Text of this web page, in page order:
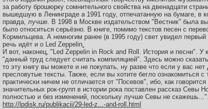
за работу брошюрку сомнительного свойства на двенадцати
вышедшую в Ленинграде а 1991 году, отпечатанную на бумаге, в
правда, лучше. В 1998 в Москве издательством "Вестник" была
было относиться серьёзно. В книге, помимо текстов песен с
Кормильцева. А немногим ранее (в 1995 году) свет увидел
речь идёт и о Led Zeppelin.
И вот, наконец, "Led Zeppelin in Rock and Roll. История и песни".
"данный труд следует считать компиляцией". Здесь можно
то эту книгу вы можете и не покупать, ну разве что если у вас
пресловутые тексты. Также, если вы хотите бегло ознакомиться
практически ничем не отличается от "Посевов", ибо, как
значительных рок-групп в истории рока поставлен рассказ Севы
полностью и без изменений, поскольку лучше Севы не скажешь...".
http://lpdisk.ru/publikacii/29-led-z...-and-roll.html